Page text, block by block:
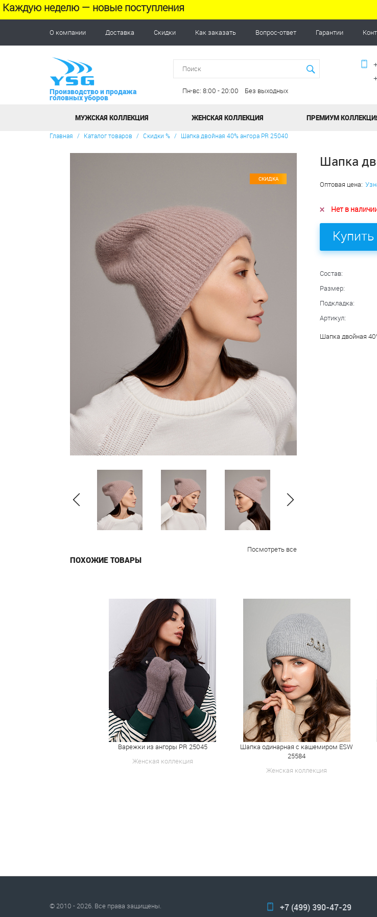
Каждую неделю — новые поступления
О компании Доставка Скидки Как заказать Вопрос-ответ Гарантии
Производство и продажа
головных уборов
Пн-вс: 8:00 - 20:00 Без выходных
МУЖСКАЯ КОЛЛЕКЦИЯ ЖЕНСКАЯ КОЛЛЕКЦИЯ ПРЕМИУМ
Главная / Каталог товаров / Скидки % / Шапка двойная 40% ангора PR 25040
СКИДКА
Посмотреть все
Шапка
Оптовая цена:
Нет в
Купить
Состав:
Размер:
Подкладка:
Артикул:
Шапка двойная
ПОХОЖИЕ ТОВАРЫ
Варежки из ангоры PR 25045
Женская коллекция
Шапка одинарная с кашемиром ESW
25584
Женская коллекция
© 2010 - 2026. Все права защищены.
+7 (499) 390-47-29